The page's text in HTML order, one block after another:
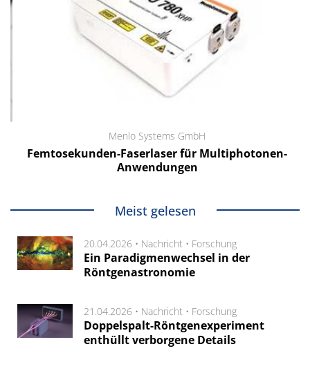
Menlo Systems GmbH
Femtosekunden-Faserlaser für Multiphotonen-
Anwendungen
Meist gelesen
20.04.2026 • Nachricht • Forschung
Ein Paradigmenwechsel in der
Röntgenastronomie
21.04.2026 • Nachricht • Forschung
Doppelspalt-Röntgenexperiment
enthüllt verborgene Details